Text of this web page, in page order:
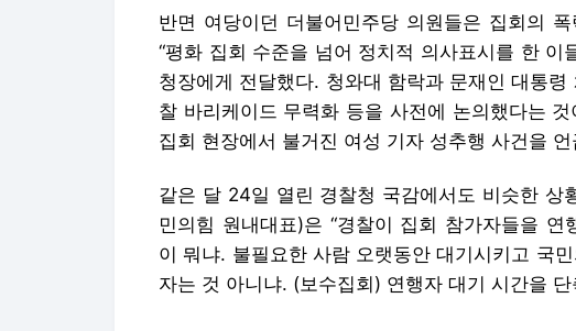
반면 여당이던 더불어민주당 의원들은 집회의
“평화 집회 수준을 넘어 정치적 의사표시를 한 이
청장에게 전달했다. 청와대 함락과 문재인 대통
찰 바리케이드 무력화 등을 사전에 논의했다는
집회 현장에서 불거진 여성 기자 성추행 사건을
같은 달 24일 열린 경찰청 국감에서도 비슷한 상
민의힘 원내대표)은 “경찰이 집회 참가자들을 연
이 뭐냐. 불필요한 사람 오랫동안 대기시키고 국
자는 것 아니냐. (보수집회) 연행자 대기 시간을